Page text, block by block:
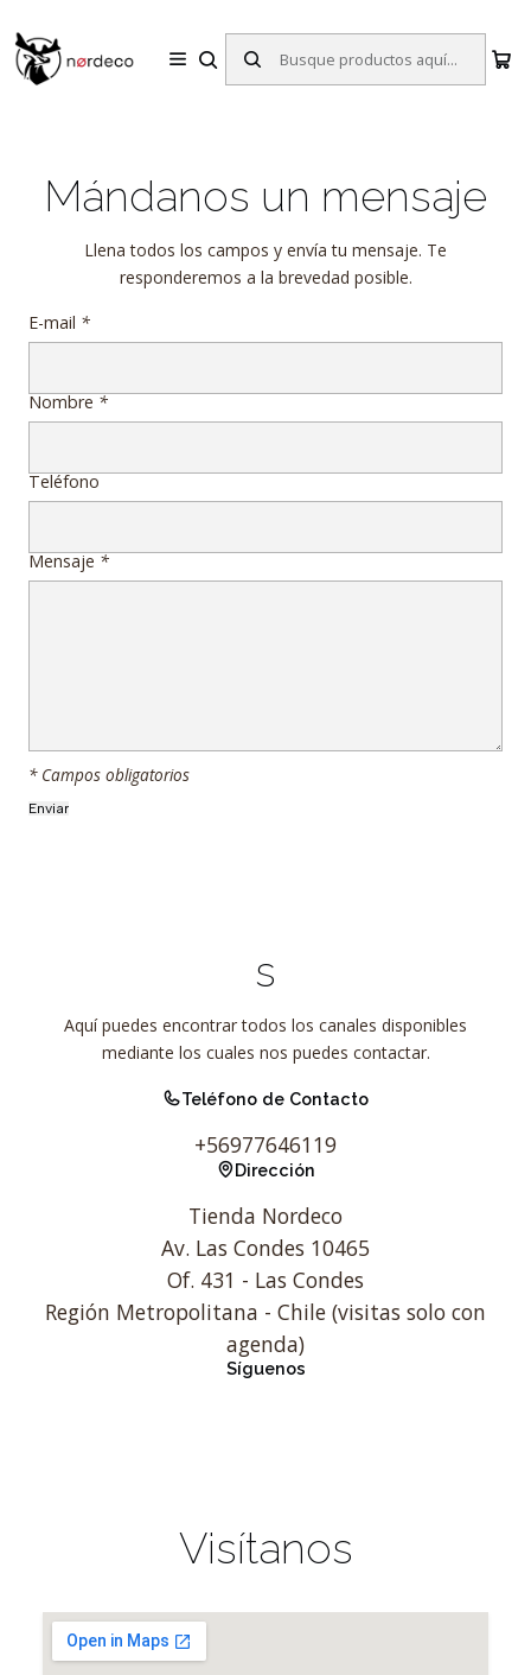
Inicio
Mándanos un mensaje
Llena todos los campos y envía tu mensaje. Te
responderemos a la brevedad posible.
E-mail *
Nombre*
Teléfono
Mensaje*
* Campos obligatorios
s
Aquí puedes encontrar todos los canales disponibles
mediante los cuales nos puedes contactar.
Teléfono de Contacto
+56977646119
Dirección
Tienda Nordeco
Av. Las Condes 10465
Of. 431 - Las Condes
Región Metropolitana - Chile (visitas solo con
agenda)
Síguenos
Visítanos